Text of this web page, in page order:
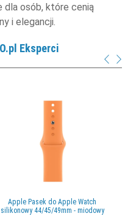
dla osób, które cenią
i elegancji.
Eksperci
Apple Pasek do Apple Watch
silikonowy 44/45/49mm - miodowy